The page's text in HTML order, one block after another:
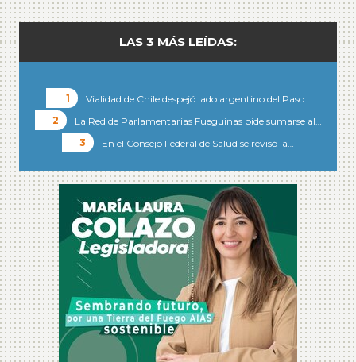
LAS 3 MÁS LEÍDAS:
Vialidad de Chile despejó lado argentino del Paso…
La Red de Parlamentarias Fueguinas pide sumarse al…
En el Consejo Federal de Salud se revisó la…